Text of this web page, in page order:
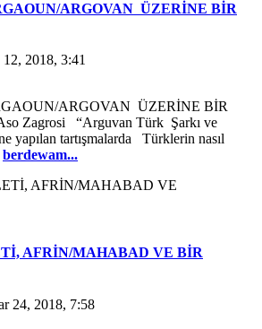
ARGOVAN ÜZERİNE BİR
2018, 3:41
ARGOVAN ÜZERİNE BİR
Zagrosi “Arguvan Türk Şarkı ve
yapılan tartışmalarda Türklerin nasıl
berdewam...
AFRİN/MAHABAD VE BİR
24, 2018, 7:58